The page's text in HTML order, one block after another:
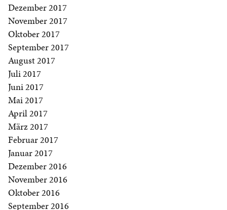
Dezember 2017
November 2017
Oktober 2017
September 2017
August 2017
Juli 2017
Juni 2017
Mai 2017
April 2017
März 2017
Februar 2017
Januar 2017
Dezember 2016
November 2016
Oktober 2016
September 2016